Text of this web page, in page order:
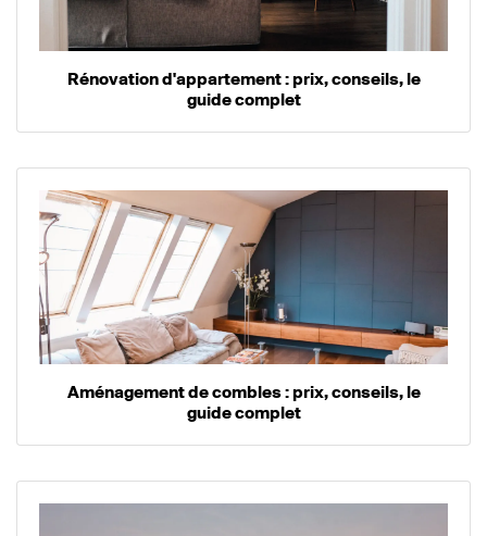
Rénovation d'appartement : prix, conseils, le
guide complet
Aménagement de combles : prix, conseils, le
guide complet